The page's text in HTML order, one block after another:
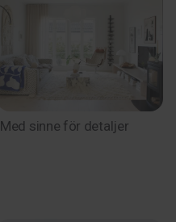
Med sinne för detaljer